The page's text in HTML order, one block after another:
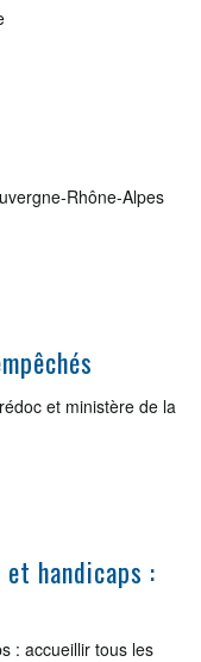
Rhône-Alpes
et ministère de la
handicaps :
: accueillir tous les